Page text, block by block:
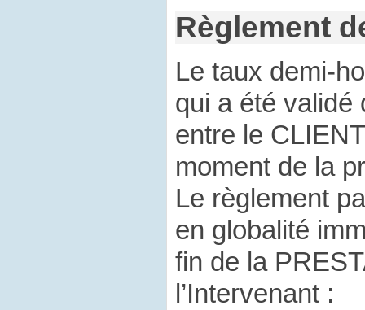
Règlement
Le taux demi-
qui a été validé
entre le
moment de la
Le règlement
en globalité
fin de la
l’Intervenant :